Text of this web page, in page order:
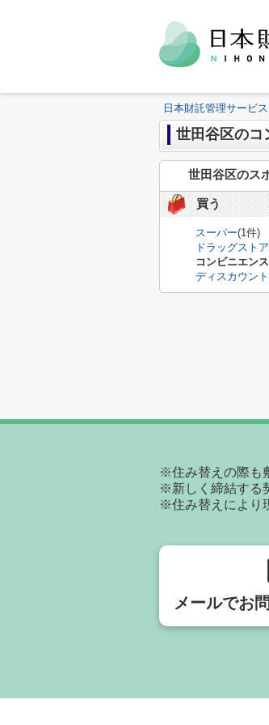
日本財託管理サービス
世田谷区のコ
世田谷区のス
買う
スーパー(1件)
ドラッグストア
コンビニエン
ディスカウン
※住み替えの際も
※新しく締結する
※住み替えにより
メールでお